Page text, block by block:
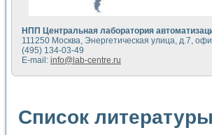
Исследование кинетики
Метод прогнозирования
Недорогая система управления
Применение технологий NI в
Расчет переноса аэрозоля и
Применение NI VISION для
Система температурной
НПП Центральная лаборатория
111250 Москва, Энергетическая улица, д.7,
(495) 134-03-49
E-mail: info@lab-centre.ru
Список литературы